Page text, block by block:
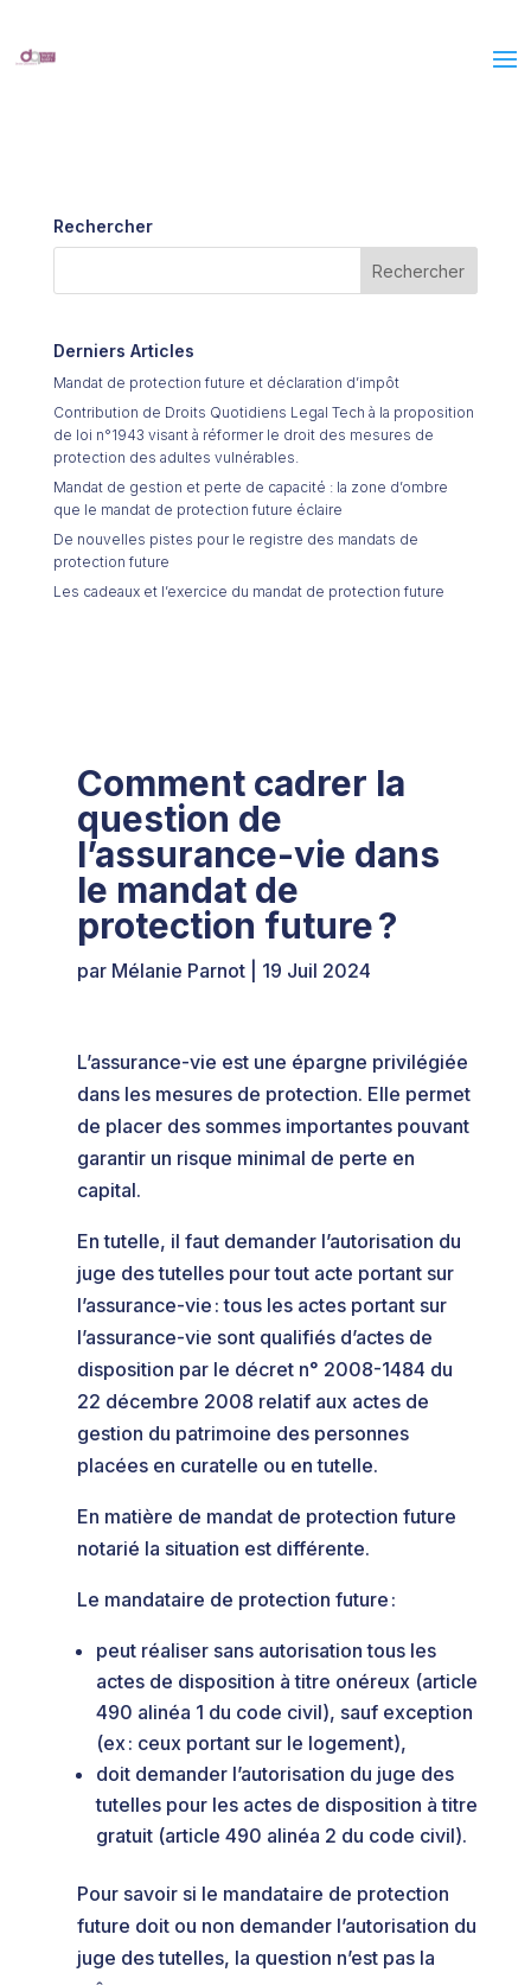
Rechercher
Derniers Articles
Mandat de protection future et déclaration d’impôt
Contribution de Droits Quotidiens Legal Tech à la proposition
de loi n°1943 visant à réformer le droit des mesures de
protection des adultes vulnérables.
Mandat de gestion et perte de capacité : la zone d’ombre
que le mandat de protection future éclaire
De nouvelles pistes pour le registre des mandats de
protection future
Les cadeaux et l’exercice du mandat de protection future
Comment cadrer la
question de
l’assurance-vie dans
le mandat de
protection future ?
par Mélanie Parnot| 19 Juil 2024
L’assurance-vie est une épargne privilégiée
dans les mesures de protection. Elle permet
de placer des sommes importantes pouvant
garantir un risque minimal de perte en
capital.
En tutelle, il faut demander l’autorisation du
juge des tutelles pour tout acte portant sur
l’assurance-vie : tous les actes portant sur
l’assurance-vie sont qualifiés d’actes de
disposition par le décret n° 2008-1484 du
22 décembre 2008 relatif aux actes de
gestion du patrimoine des personnes
placées en curatelle ou en tutelle.
En matière de mandat de protection future
notarié la situation est différente.
Le mandataire de protection future :
peut réaliser sans autorisation tous les
actes de disposition à titre onéreux (article
490 alinéa 1 du code civil), sauf exception
(ex : ceux portant sur le logement),
doit demander l’autorisation du juge des
tutelles pour les actes de disposition à titre
gratuit (article 490 alinéa 2 du code civil).
Pour savoir si le mandataire de protection
future doit ou non demander l’autorisation du
juge des tutelles, la question n’est pas la